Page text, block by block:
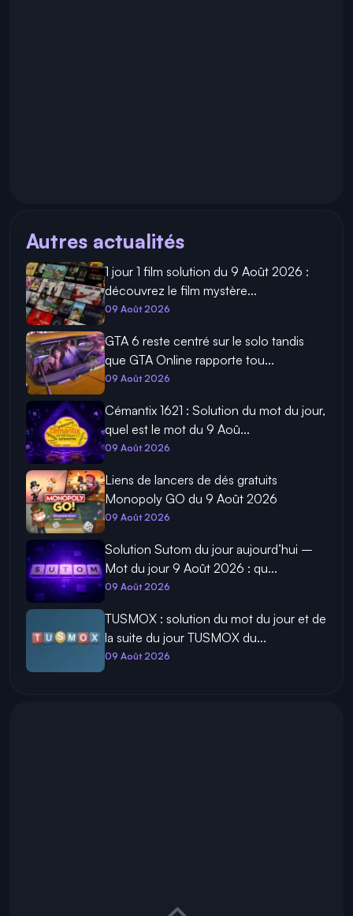
Autres actualités
1 jour 1 film solution du 9 Août 2026 :
découvrez le film mystère...
09 Août 2026
GTA 6 reste centré sur le solo tandis
que GTA Online rapporte tou...
09 Août 2026
Cémantix 1621 : Solution du mot du jour,
quel est le mot du 9 Aoû...
09 Août 2026
Liens de lancers de dés gratuits
Monopoly GO du 9 Août 2026
09 Août 2026
Solution Sutom du jour aujourd’hui –
Mot du jour 9 Août 2026 : qu...
09 Août 2026
TUSMOX : solution du mot du jour et de
la suite du jour TUSMOX du...
09 Août 2026